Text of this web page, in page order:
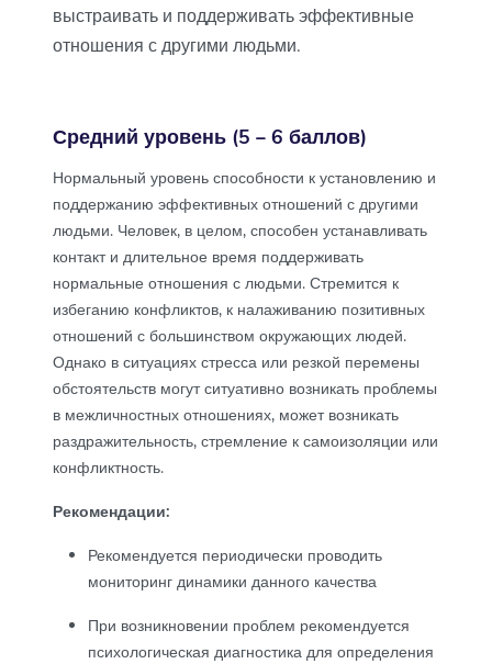
выстраивать и поддерживать эффективные
отношения с другими людьми.
Средний уровень (5 – 6 баллов)
Нормальный уровень способности к установлению и
поддержанию эффективных отношений с другими
людьми. Человек, в целом, способен устанавливать
контакт и длительное время поддерживать
нормальные отношения с людьми. Стремится к
избеганию конфликтов, к налаживанию позитивных
отношений с большинством окружающих людей.
Однако в ситуациях стресса или резкой перемены
обстоятельств могут ситуативно возникать проблемы
в межличностных отношениях, может возникать
раздражительность, стремление к самоизоляции или
конфликтность.
Рекомендации:
Рекомендуется периодически проводить
мониторинг динамики данного качества
При возникновении проблем рекомендуется
психологическая диагностика для определения